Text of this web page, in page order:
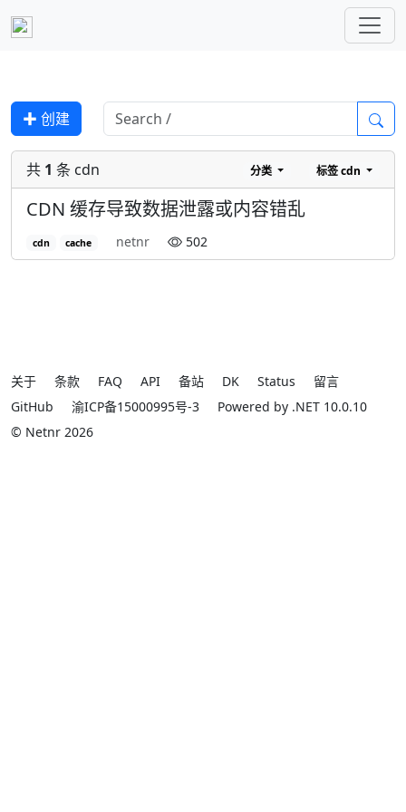
✚ 创建
共 1 条 cdn 分类 标签cdn
CDN 缓存导致数据泄露或内容错乱
cdn cache netnr 502
关于 条款 FAQ API 备站 DK Status
留言
GitHub
渝ICP备15000995号-3
Powered by .NET 10.0.10
© Netnr 2026